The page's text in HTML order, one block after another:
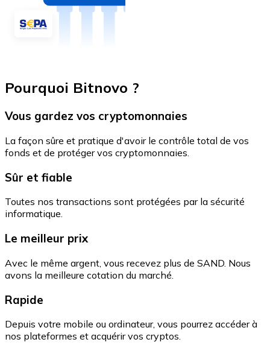
Pourquoi Bitnovo ?
Vous gardez vos cryptomonnaies
La façon sûre et pratique d'avoir le contrôle total de vos
fonds et de protéger vos cryptomonnaies.
Sûr et fiable
Toutes nos transactions sont protégées par la sécurité
informatique.
Le meilleur prix
Avec le même argent, vous recevez plus de SAND. Nous
avons la meilleure cotation du marché.
Rapide
Depuis votre mobile ou ordinateur, vous pourrez accéder à
nos plateformes et acquérir vos cryptos.